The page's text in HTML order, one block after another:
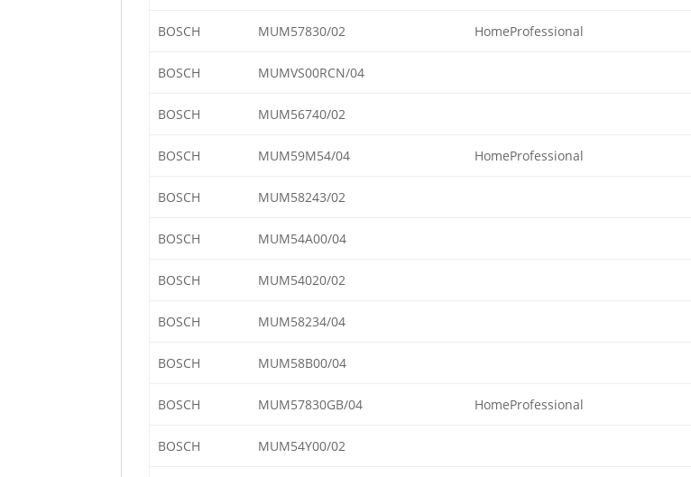
BOSCH MUM57830/02 HomeProfessional
BOSCH MUMVS00RCN/04
BOSCH MUM56740/02
BOSCH MUM59M54/04 HomeProfessional
BOSCH MUM58243/02
BOSCH MUM54A00/04
BOSCH MUM54020/02
BOSCH MUM58234/04
BOSCH MUM58B00/04
BOSCH MUM57830GB/04 HomeProfessional
BOSCH MUM54Y00/02